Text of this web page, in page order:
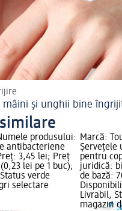
mâini și unghii bine
produsului:
antibacteriene
3,45 lei; Preț
lei pe 1 buc);
verde
selectare
Marcă:
Șervețele
pentru
juridică:
de bază:
Livrabil,
magazin